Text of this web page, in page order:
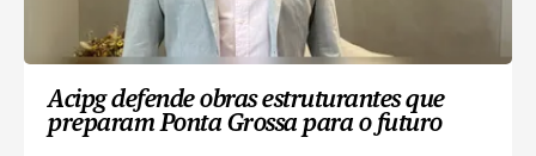
Acipg defende obras estruturantes que
preparam Ponta Grossa para o futuro